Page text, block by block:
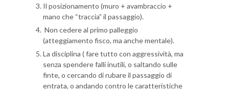
Il posizionamento (muro + avambraccio +
mano che “traccia” il passaggio).
Non cedere al primo palleggio
(atteggiamento fisco, ma anche mentale).
La disciplina ( fare tutto con aggressività, ma
senza spendere falli inutili, o saltando sulle
finte, o cercando di rubare il passaggio di
entrata, o andando contro le caratteristiche